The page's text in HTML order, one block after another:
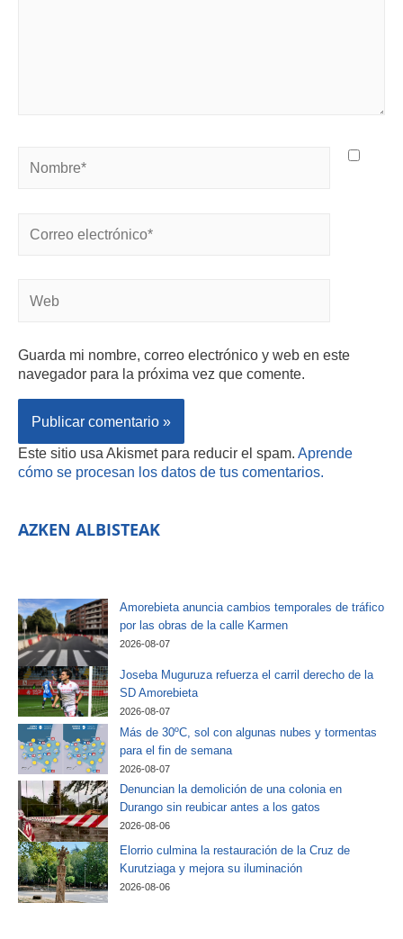
Guarda mi nombre, correo electrónico y web en este
navegador para la próxima vez que comente.
Este sitio usa Akismet para reducir el spam. Aprende
cómo se procesan los datos de tus comentarios.
AZKEN ALBISTEAK
Amorebieta anuncia cambios temporales de tráfico
por las obras de la calle Karmen
2026-08-07
Joseba Muguruza refuerza el carril derecho de la
SD Amorebieta
2026-08-07
Más de 30ºC, sol con algunas nubes y tormentas
para el fin de semana
2026-08-07
Denuncian la demolición de una colonia en
Durango sin reubicar antes a los gatos
2026-08-06
Elorrio culmina la restauración de la Cruz de
Kurutziaga y mejora su iluminación
2026-08-06